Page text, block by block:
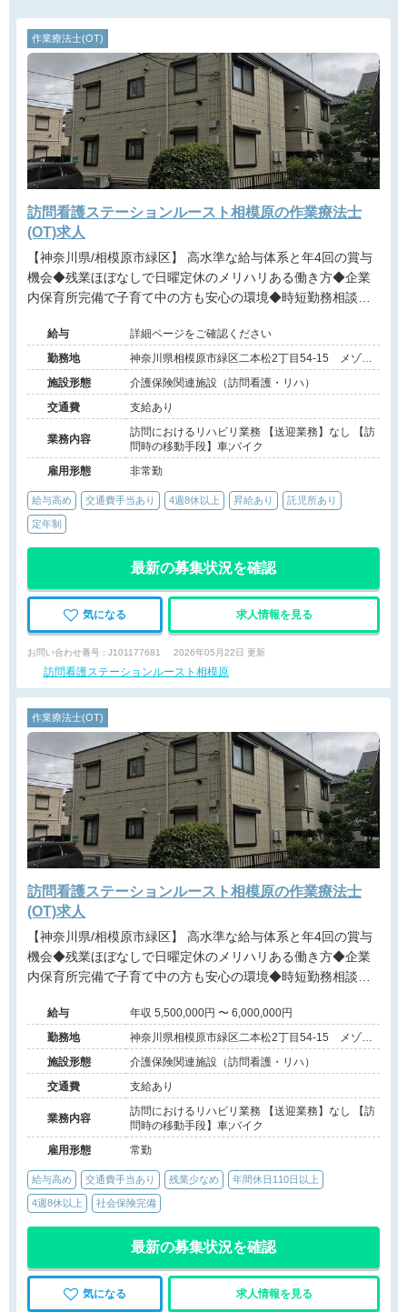
作業療法士(OT)
訪問看護ステーションルースト相模原の作業療法士
(OT)求人
【神奈川県/相模原市緑区】 高水準な給与体系と年4回の賞与
機会◆残業ほぼなしで日曜定休のメリハリある働き方◆企業
内保育所完備で子育て中の方も安心の環境◆時短勤務相談可
給与
詳細ページをご確認ください
勤務地
神奈川県相模原市緑区二本松2丁目54-15 メゾン
N102号室
施設形態
介護保険関連施設（訪問看護・リハ）
交通費
支給あり
業務内容
訪問におけるリハビリ業務 【送迎業務】なし 【訪
問時の移動手段】車;バイク
雇用形態
非常勤
給与高め 交通費手当あり 4週8休以上 昇給あり 託児所あり
定年制
最新の募集状況を確認
気になる 求人情報を見る
お問い合わせ番号 : J101177681 2026年05月22日 更新
訪問看護ステーションルースト相模原
作業療法士(OT)
訪問看護ステーションルースト相模原の作業療法士
(OT)求人
【神奈川県/相模原市緑区】 高水準な給与体系と年4回の賞与
機会◆残業ほぼなしで日曜定休のメリハリある働き方◆企業
内保育所完備で子育て中の方も安心の環境◆時短勤務相談可
給与
年収 5,500,000円 〜 6,000,000円
勤務地
神奈川県相模原市緑区二本松2丁目54-15 メゾン
N102号室
施設形態
介護保険関連施設（訪問看護・リハ）
交通費
支給あり
業務内容
訪問におけるリハビリ業務 【送迎業務】なし 【訪
問時の移動手段】車;バイク
雇用形態
常勤
給与高め 交通費手当あり 残業少なめ 年間休日110日以上
4週8休以上 社会保険完備
最新の募集状況を確認
気になる 求人情報を見る